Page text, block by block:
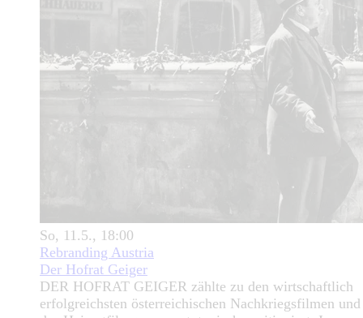
So, 11.5., 18:00
Rebranding Austria
Der Hofrat Geiger
DER HOFRAT GEIGER zählte zu den wirtschaftlich
erfolgreichsten österreichischen Nachkriegsfilmen